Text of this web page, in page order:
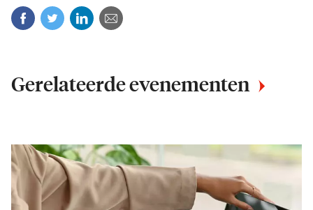
Gerelateerde evenementen
Facebook
TwitterLinkedinE-mail